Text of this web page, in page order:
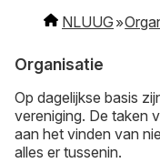
NLUUG
Organisatie
Op dagelijkse basis
vereniging. De taken
aan het vinden van
alles er tussenin.